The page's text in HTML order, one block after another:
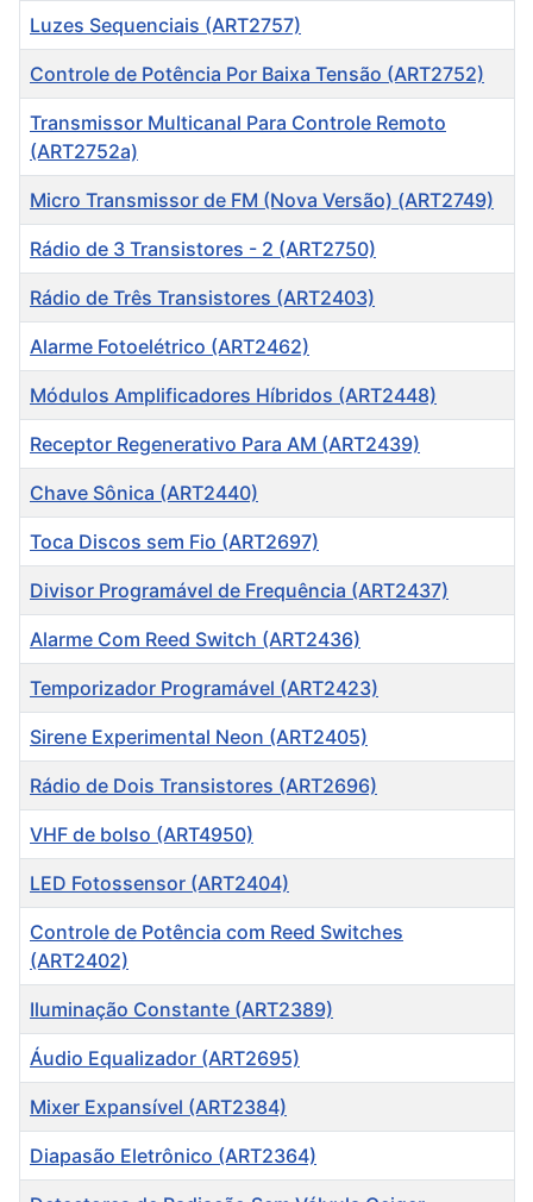
Luzes Sequenciais (ART2757)
Controle de Potência Por Baixa Tensão (ART2752)
Transmissor Multicanal Para Controle Remoto
(ART2752a)
Micro Transmissor de FM (Nova Versão) (ART2749)
Rádio de 3 Transistores - 2 (ART2750)
Rádio de Três Transistores (ART2403)
Alarme Fotoelétrico (ART2462)
Módulos Amplificadores Híbridos (ART2448)
Receptor Regenerativo Para AM (ART2439)
Chave Sônica (ART2440)
Toca Discos sem Fio (ART2697)
Divisor Programável de Frequência (ART2437)
Alarme Com Reed Switch (ART2436)
Temporizador Programável (ART2423)
Sirene Experimental Neon (ART2405)
Rádio de Dois Transistores (ART2696)
VHF de bolso (ART4950)
LED Fotossensor (ART2404)
Controle de Potência com Reed Switches
(ART2402)
Iluminação Constante (ART2389)
Áudio Equalizador (ART2695)
Mixer Expansível (ART2384)
Diapasão Eletrônico (ART2364)